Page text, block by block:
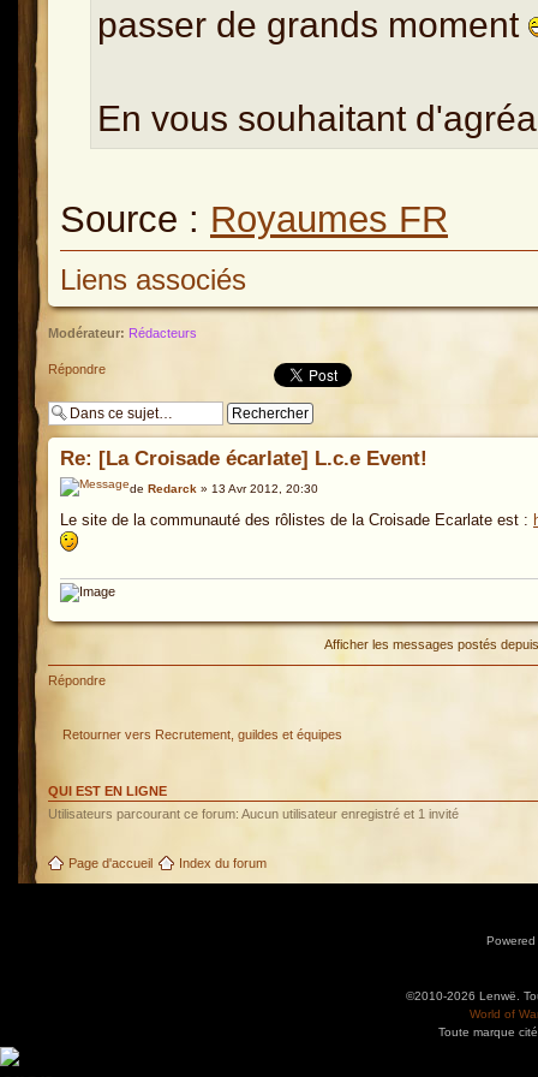
passer de grands moment
En vous souhaitant
Source : Royaumes FR
Liens associés
Modérateur: Rédacteurs
Répondre
Re: [La Croisade écarlate] L.c.e Event!
de Redarck » 13 Avr 2012, 20:30
Le site de la communauté des rôlistes de la Croisade Ecarlate est :
Afficher les messages postés
Répondre
Retourner vers Recrutement, guildes et équipes
QUI EST EN LIGNE
Utilisateurs parcourant ce forum: Aucun utilisateur enregistré et 1 invité
Page d'accueil Index du forum
©2010-2026 Lenwë.
World of
Toute marque
Utilisez l'adresse suivante pour accéder au calendrier des évènements depuis d'autres